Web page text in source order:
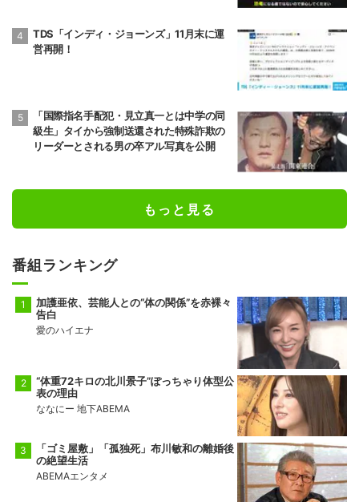
TDS「インディ・ジョーンズ」11月末に運
営再開！
「国際指名手配犯・見立真一とは中学の同
級生」タイから強制送還された特殊詐欺の
リーダーとされる男の卒アル写真を公開
もっと見る
番組ランキング
加護亜依、芸能人との“体の関係”を赤裸々
告白
愛のハイエナ
“体重72キロの北川景子”ぽっちゃり体型公
表の理由
ななにー 地下ABEMA
「ゴミ屋敷」「孤独死」布川敏和の離婚後
の絶望生活
ABEMAエンタメ